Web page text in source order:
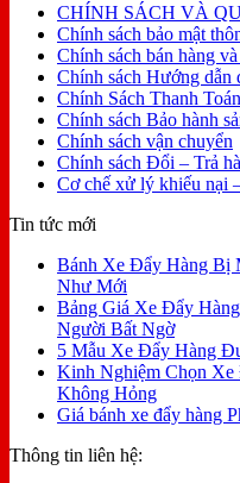
CHÍNH SÁCH VÀ
Chính sách bảo mật
Chính sách bán hàng
Chính sách Hướng dẫn
Chính Sách Thanh Toán
Chính sách Bảo hành
Chính sách vận chuyển
Chính sách Đổi – Trả
Cơ chế xử lý khiếu nại
Tin tức mới
Bánh Xe Đẩy Hàng Bị
Như Mới
Bảng Giá Xe Đẩy
Người Bất Ngờ
5 Mẫu Xe Đẩy Hàng
Kinh Nghiệm Chọn
Không Hỏng
Giá bánh xe đẩy hàng
Thông tin liên hệ: